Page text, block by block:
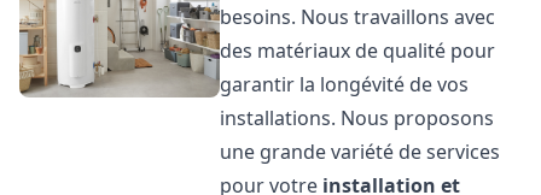
besoins. Nous travaillons avec
des matériaux de qualité pour
garantir la longévité de vos
installations. Nous proposons
une grande variété de services
pour votre installation et